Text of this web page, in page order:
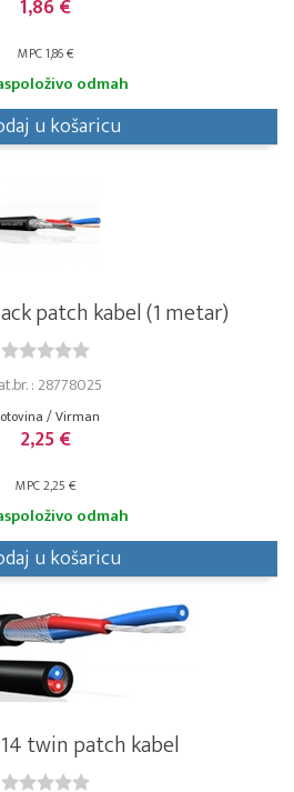
1,86 €
MPC 1,86 €
odmah
u košaricu
patch kabel (1 metar)
: 28778025
/ Virman
2,25 €
MPC 2,25 €
odmah
u košaricu
twin patch kabel